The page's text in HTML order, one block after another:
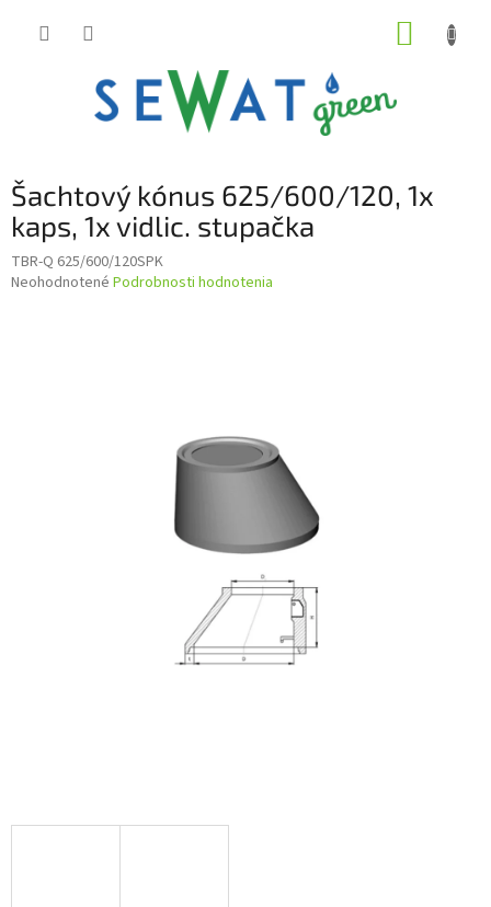
Šachtový kónus 625/600/120, 1x
kaps, 1x vidlic. stupačka
TBR-Q 625/600/120SPK
Priemerné
Neohodnotené Podrobnosti hodnotenia